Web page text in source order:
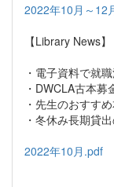
2022年10月～12
【Library News】
・電子資料で就
・DWCLA古本募
・先生のおすす
・冬休み長期貸
2022年10月.pdf